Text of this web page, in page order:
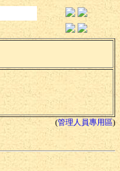
(管理人員專用區)